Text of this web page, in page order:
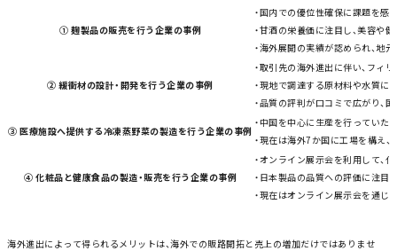
① 麹製品の販売を行う企業の事例
・国内での優位性確保に課題を感
・甘酒の栄養価に注目し、美容や
・海外展開の実績が認められ、地
② 緩衝材の設計・開発を行う企業の事例
・取引先の海外進出に伴い、フィ
・現地で調達する原材料や水質に
・品質の評判が口コミで広がり、
③ 医療施設へ提供する冷凍蒸野菜の製造を行う企業の事例
・中国を中心に生産を行っていた
・現在は海外7か国に工場を構え
④ 化粧品と健康食品の製造・販売を行う企業の事例
・オンライン展示会を利用して、
・日本製品の品質への評価に注目
・現在はオンライン展示会を通
海外進出によって得られるメリットは、海外での販路開拓と売上の増加だけではありませ